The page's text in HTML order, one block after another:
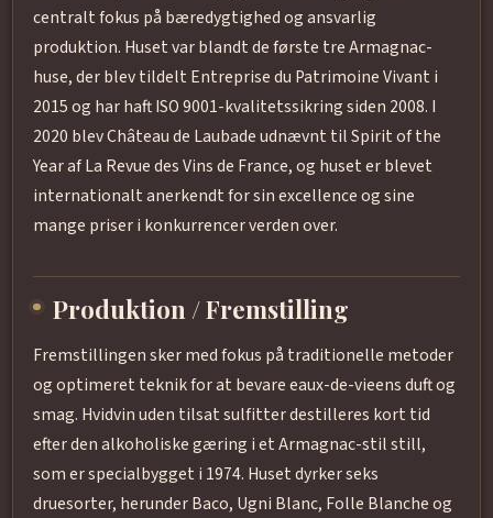
centralt fokus på bæredygtighed og ansvarlig
produktion. Huset var blandt de første tre Armagnac-
huse, der blev tildelt Entreprise du Patrimoine Vivant i
2015 og har haft ISO 9001-kvalitetssikring siden 2008. I
2020 blev Château de Laubade udnævnt til Spirit of the
Year af La Revue des Vins de France, og huset er blevet
internationalt anerkendt for sin excellence og sine
mange priser i konkurrencer verden over.
Produktion / Fremstilling
Fremstillingen sker med fokus på traditionelle metoder
og optimeret teknik for at bevare eaux-de-vieens duft og
smag. Hvidvin uden tilsat sulfitter destilleres kort tid
efter den alkoholiske gæring i et Armagnac-stil still,
som er specialbygget i 1974. Huset dyrker seks
druesorter, herunder Baco, Ugni Blanc, Folle Blanche og